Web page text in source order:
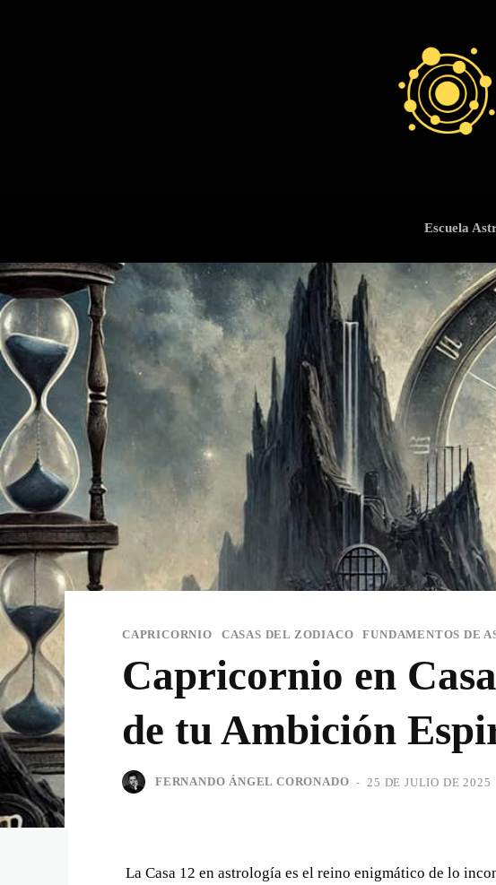
Escuela
CAPRICORNIO CASAS DEL ZODIACO FUNDAMENTOS DE
Capricornio en
de tu Ambición
FERNANDO ÁNGEL CORONADO - 25 DE JULIO DE 2025
La Casa 12 en astrología es el reino enigmático de lo